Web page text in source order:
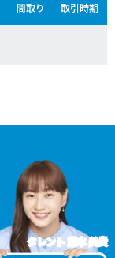
間取り 取引時期
タレント 藤本 美貴